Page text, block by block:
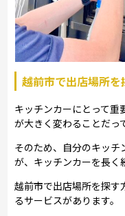
越前市で出店場所を
キッチンカーにとって重
が大きく変わることだっ
そのため、自分のキッ
が、キッチンカーを長く
越前市で出店場所を探す
るサービスがあります。